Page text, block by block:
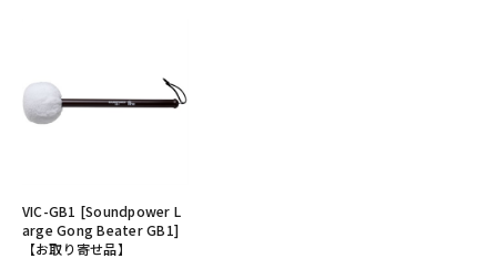
VIC-GB1 [Soundpower L
arge Gong Beater GB1]
【お取り寄せ品】